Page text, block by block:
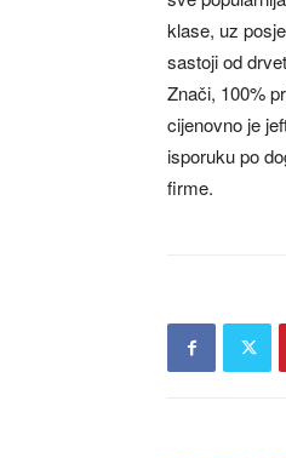
klase, uz
sastoji od
Znači, 100%
cijenovno je
isporuku po
firme.